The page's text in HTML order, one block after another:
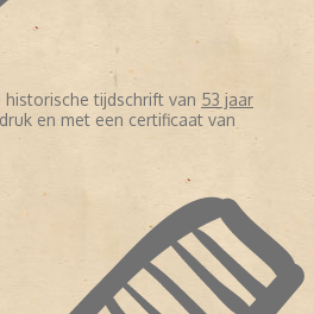
tijdschrift van 53 jaar
en met een certificaat van